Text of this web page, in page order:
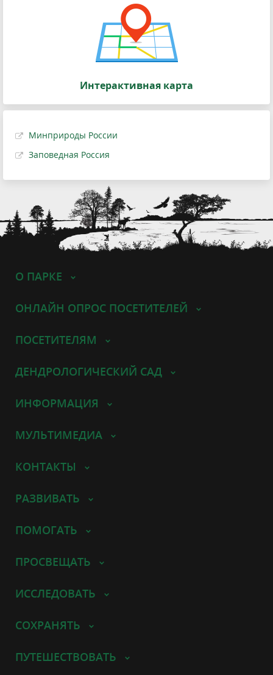
Интерактивная карта
Минприроды России
Заповедная Россия
О ПАРКЕ
ОНЛАЙН ОПРОС ПОСЕТИТЕЛЕЙ
ПОСЕТИТЕЛЯМ
ДЕНДРОЛОГИЧЕСКИЙ САД
ИНФОРМАЦИЯ
МУЛЬТИМЕДИА
КОНТАКТЫ
РАЗВИВАТЬ
ПОМОГАТЬ
ПРОСВЕЩАТЬ
ИССЛЕДОВАТЬ
СОХРАНЯТЬ
ПУТЕШЕСТВОВАТЬ